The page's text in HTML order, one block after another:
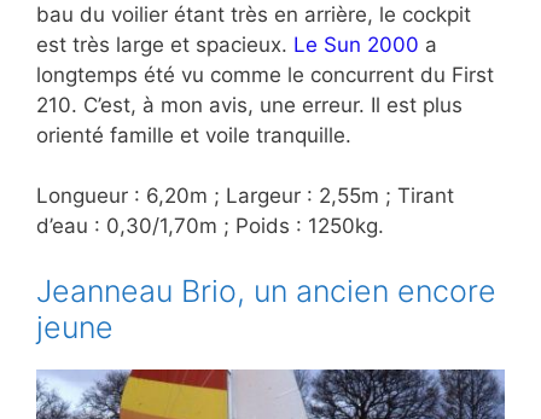
bau du voilier étant très en arrière, le cockpit
est très large et spacieux. Le Sun 2000 a
longtemps été vu comme le concurrent du First
210. C’est, à mon avis, une erreur. Il est plus
orienté famille et voile tranquille.
Longueur : 6,20m ; Largeur : 2,55m ; Tirant
d’eau : 0,30/1,70m ; Poids : 1250kg.
Jeanneau Brio, un ancien encore
jeune